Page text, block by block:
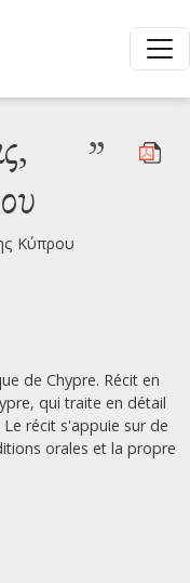
”
Κύπρου
de Chypre. Récit en
qui traite en détail
récit s'appuie sur de
orales et la propre